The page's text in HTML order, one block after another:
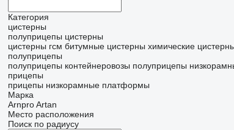
Категория
цистерны
полуприцепы цистерны
цистерны гсм битумные цистерны химические
полуприцепы
полуприцепы контейнеровозы полуприцепы
прицепы
прицепы низкорамные платформы
Марка
Arnpro Artan
Место расположения
Поиск по радиусу